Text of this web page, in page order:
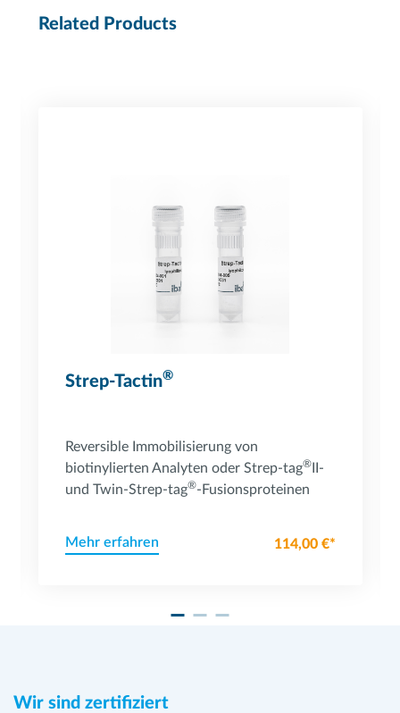
Related Products
Strep-Tactin®
Reversible Immobilisierung von
biotinylierten Analyten oder Strep-tag®II-
und Twin-Strep-tag®-Fusionsproteinen
Mehr erfahren 114,00 €*
Wir sind zertifiziert